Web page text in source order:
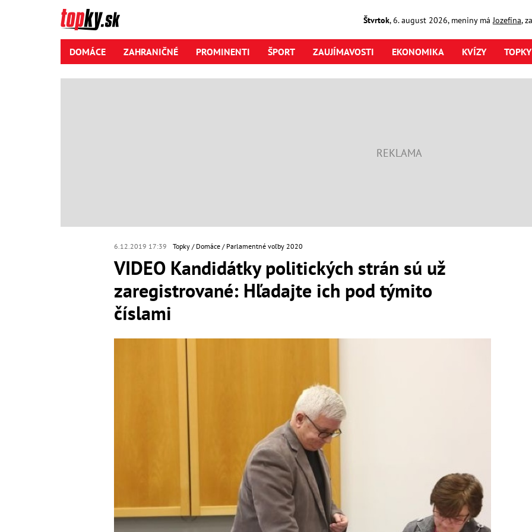
Štvrtok,6. august2026, meniny má Jozefína,
DOMÁCE ZAHRANIČNÉ PROMINENTI ŠPORT ZAUJÍMAVOSTI EKONOMIKA KVÍZY
6.12.2019 17:39 Topky Domáce Parlamentné voľby 2020
VIDEO Kandidátky politických strán sú už
zaregistrované: Hľadajte ich pod týmito
číslami